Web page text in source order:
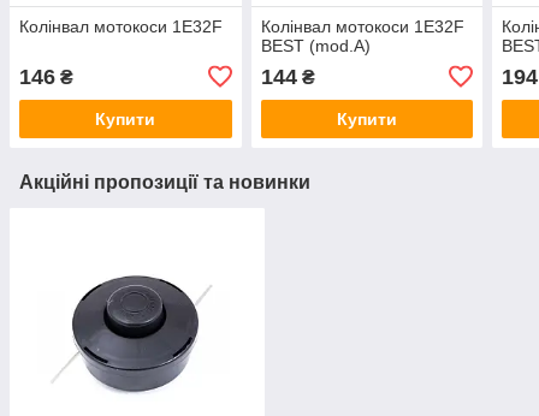
Колінвал мотокоси 1E32F
146 ₴
Купити
Колінвал мотокоси 1E32F
BEST (mod.A)
144₴
Купити
194
Акційні пропозиції та новинки